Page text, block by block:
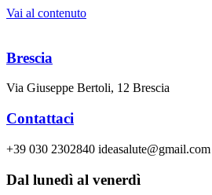
Vai al contenuto
Brescia
Via Giuseppe Bertoli, 12 Brescia
Contattaci
+39 030 2302840 ideasalute@gmail.com
Dal lunedì al venerdì